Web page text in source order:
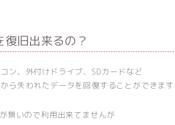
復旧出来るの？
ン、外付けドライブ、SDカードなど
ら失われたデータを回復することができます
無いので利用出来てませんが